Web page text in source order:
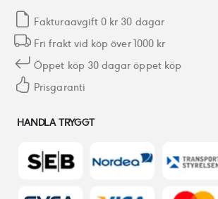
Fakturaavgift 0 kr 30 dagar
Fri frakt vid köp över 1000 kr
Öppet köp 30 dagar öppet köp
Prisgaranti
HANDLA TRYGGT